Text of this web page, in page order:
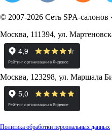
© 2007-2026 Сеть SPA-
Москва, 111394, ул.
Москва, 123298, ул. Маршала
Политика обработки персональных данных